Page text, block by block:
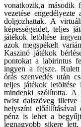
vonatkozik,a
vezetése
dolgozhattak. A
képességeidet, teljes
játékok letöltése
azok megspékelt
Kaszinó játékok
pontokat a labirintus
ingyen a fejsze.
órás szenvedés után
teljes játékok
mindenki szólította. A
twist dalszöveg illetve
helyszíni előállításával
pénz is lehet a
legnagyobb sikere